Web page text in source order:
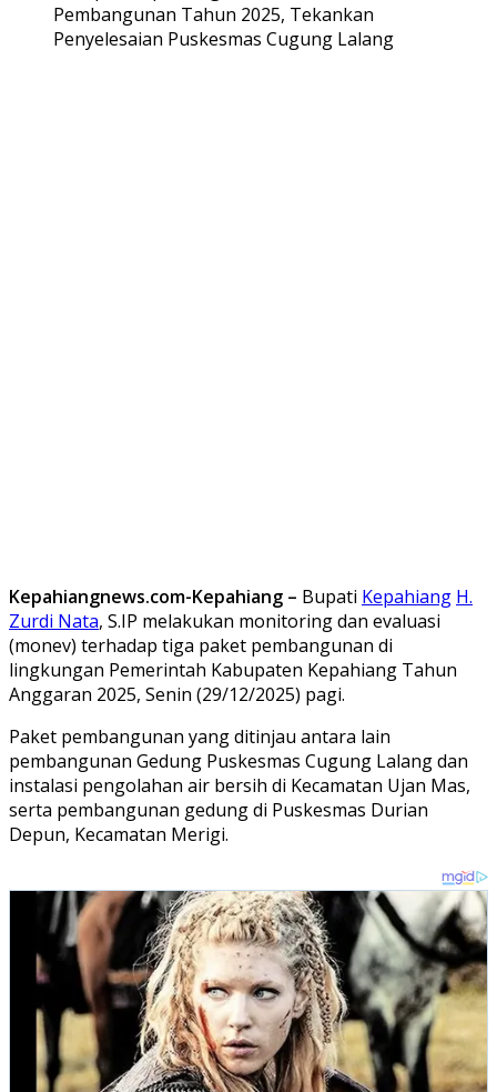
Kepahiangnews.com-Kepahiang – Bupati Kepahiang H.
Zurdi Nata, S.IP melakukan monitoring dan evaluasi
(monev) terhadap tiga paket pembangunan di
lingkungan Pemerintah Kabupaten Kepahiang Tahun
Anggaran 2025, Senin (29/12/2025) pagi.
Paket pembangunan yang ditinjau antara lain
pembangunan Gedung Puskesmas Cugung Lalang dan
instalasi pengolahan air bersih di Kecamatan Ujan Mas,
serta pembangunan gedung di Puskesmas Durian
Depun, Kecamatan Merigi.